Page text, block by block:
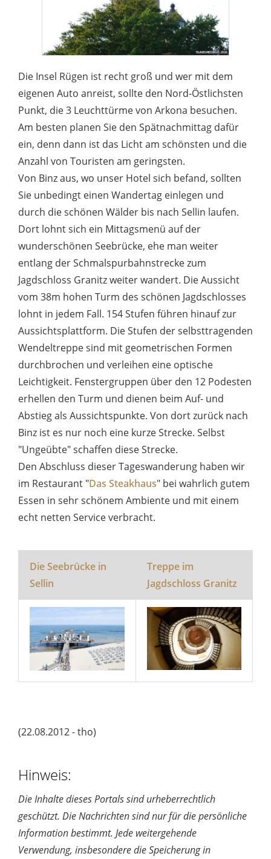
Die Insel Rügen ist recht groß und wer mit dem
eigenen Auto anreist, sollte den Nord-Östlichsten
Punkt, die 3 Leuchttürme von Arkona besuchen.
Am besten planen Sie den Spätnachmittag dafür
ein, denn dann ist das Licht am schönsten und die
Anzahl von Touristen am geringsten.
Von Binz aus, wo unser Hotel sich befand, sollten
Sie unbedingt einen Wandertag einlegen und
durch die schönen Wälder bis nach Sellin laufen.
Dort lohnt sich ein Mittagsmenü auf der
wunderschönen Seebrücke, ehe man weiter
entlang der Schmalspurbahnstrecke zum
Jagdschloss Granitz weiter wandert. Die Aussicht
vom 38m hohen Turm des schönen Jagdschlosses
lohnt in jedem Fall. 154 Stufen führen hinauf zur
Aussichtsplattform. Die Stufen der selbsttragenden
Wendeltreppe sind mit geometrischen Formen
durchbrochen und verleihen eine optische
Leichtigkeit. Fenstergruppen über den 12 Podesten
erhellen den Turm und dienen beim Auf- und
Abstieg als Aussichtspunkte. Von dort zurück nach
Binz ist es nur noch eine kurze Strecke. Selbst
"Ungeübte" schaffen diese Strecke.
Den Abschluss dieser Tageswanderung haben wir
im Restaurant "Das Steakhaus" bei wahrlich gutem
Essen in sehr schönem Ambiente und mit einem
echt netten Service verbracht.
Die Seebrücke in
Sellin
Treppe im
Jagdschloss Granitz
(22.08.2012 - tho)
Hinweis:
Die Inhalte dieses Portals sind urheberrechtlich
geschützt. Die Nachrichten sind nur für die persönliche
Information bestimmt. Jede weitergehende
Verwendung, insbesondere die Speicherung in